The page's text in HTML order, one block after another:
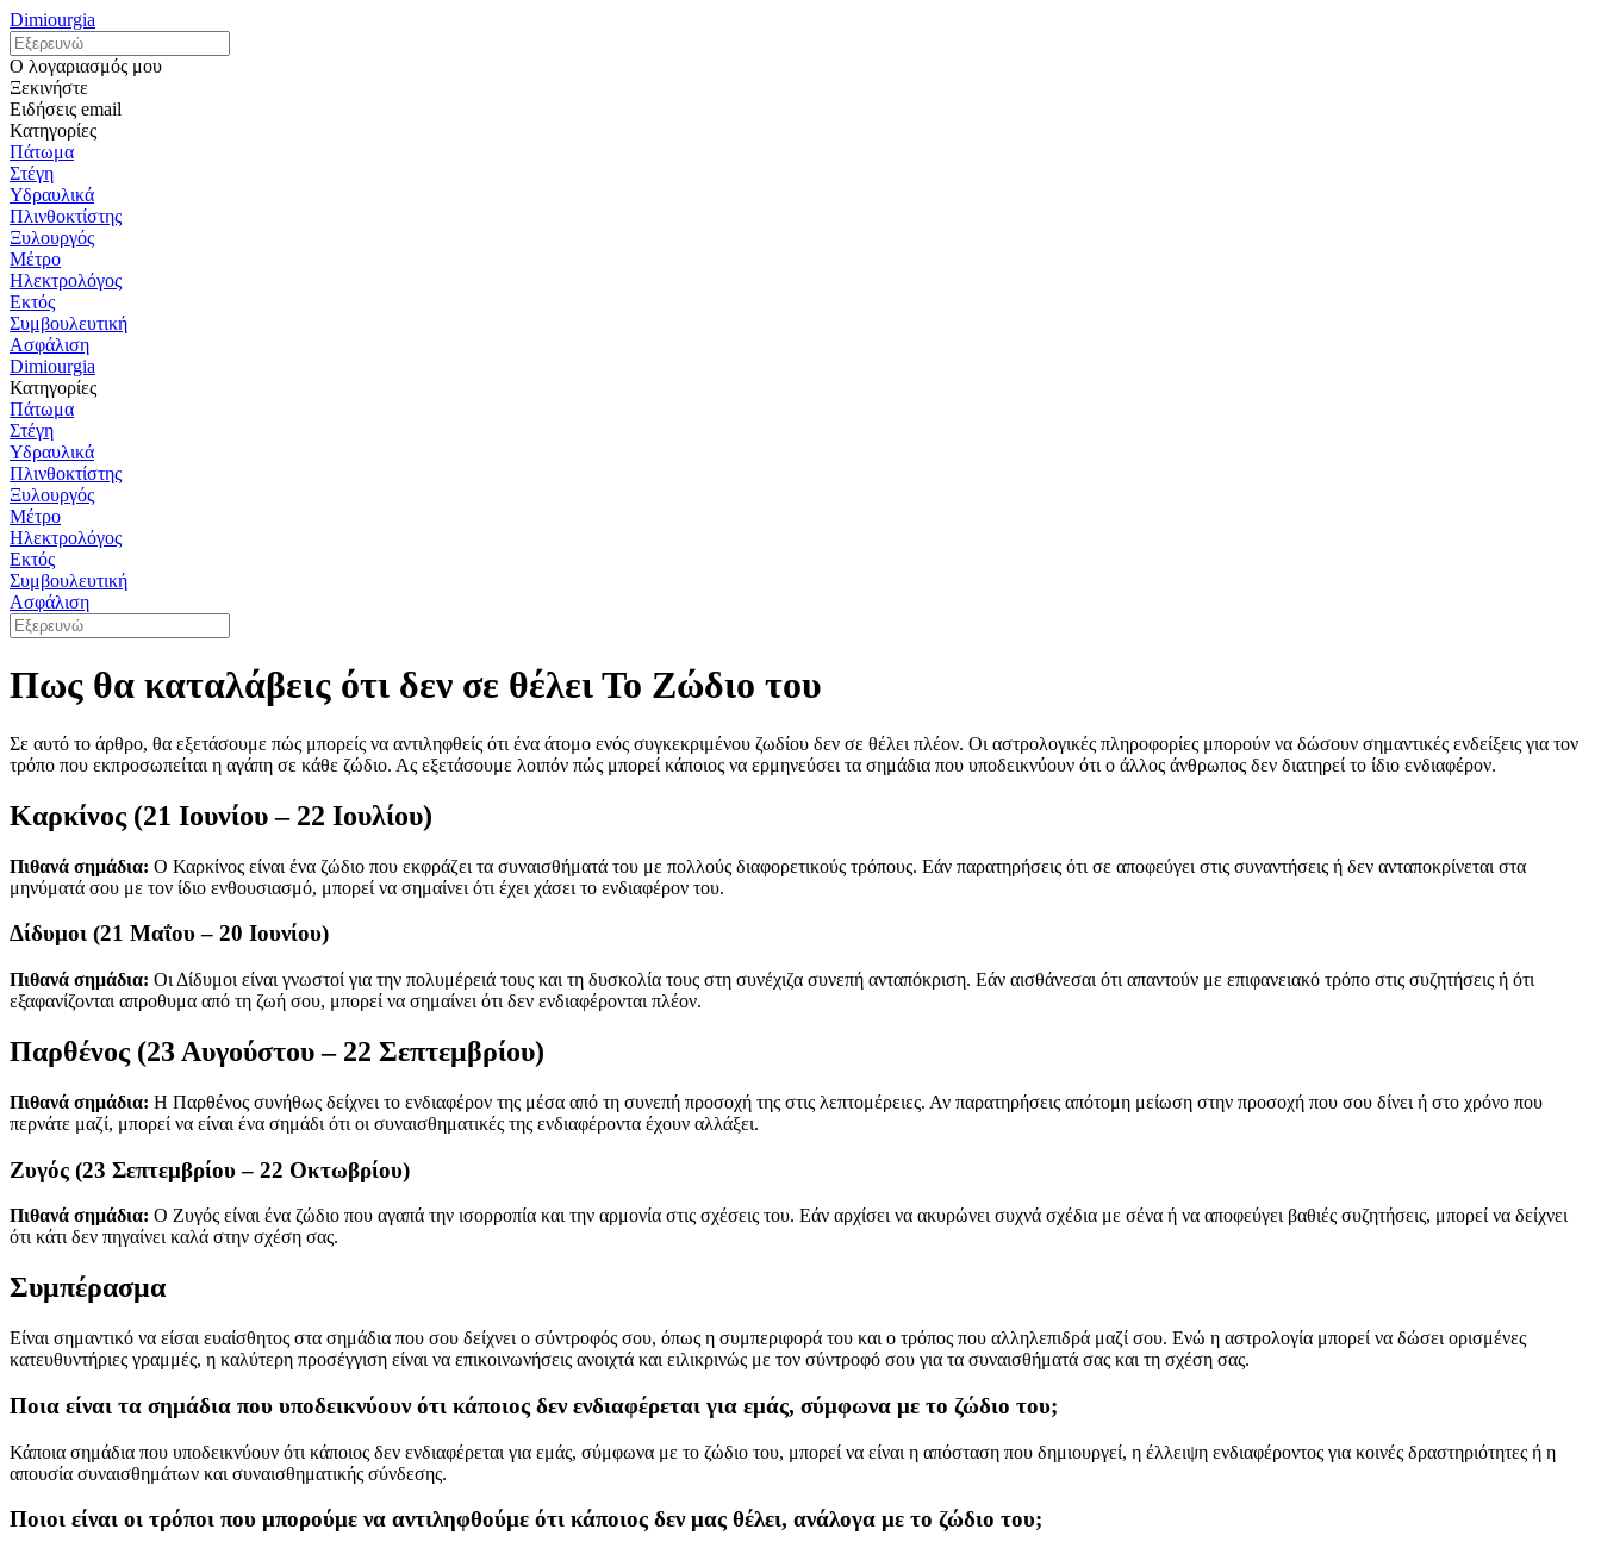
Dimiourgia
Ο λογαριασμός μου
Ξεκινήστε
Ειδήσεις email
Κατηγορίες
Πάτωμα
Στέγη
Υδραυλικά
Πλινθοκτίστης
Ξυλουργός
Μέτρο
Ηλεκτρολόγος
Εκτός
Συμβουλευτική
Ασφάλιση
Dimiourgia
Κατηγορίες
Πάτωμα
Στέγη
Υδραυλικά
Πλινθοκτίστης
Ξυλουργός
Μέτρο
Ηλεκτρολόγος
Εκτός
Συμβουλευτική
Ασφάλιση
Πως θα καταλάβεις ότι δεν σε θέλει Το Ζώδιο του
Σε αυτό το άρθρο, θα εξετάσουμε πώς μπορείς να αντιληφθείς ότι ένα άτομο ενός συγκεκριμένου ζωδίου δεν σε θέλει πλέον. Οι αστρολογικές πληροφορίες μπορούν να δώσουν σημαντικές ενδείξεις για τον
τρόπο που εκπροσωπείται η αγάπη σε κάθε ζώδιο. Ας εξετάσουμε λοιπόν πώς μπορεί κάποιος να ερμηνεύσει τα σημάδια που υποδεικνύουν ότι ο άλλος άνθρωπος δεν διατηρεί το ίδιο ενδιαφέρον.
Καρκίνος (21 Ιουνίου – 22 Ιουλίου)
Πιθανά σημάδια: Ο Καρκίνος είναι ένα ζώδιο που εκφράζει τα συναισθήματά του με πολλούς διαφορετικούς τρόπους. Εάν παρατηρήσεις ότι σε αποφεύγει στις συναντήσεις ή δεν ανταποκρίνεται στα
μηνύματά σου με τον ίδιο ενθουσιασμό, μπορεί να σημαίνει ότι έχει χάσει το ενδιαφέρον του.
Δίδυμοι (21 Μαΐου – 20 Ιουνίου)
Πιθανά σημάδια: Οι Δίδυμοι είναι γνωστοί για την πολυμέρειά τους και τη δυσκολία τους στη συνέχιζα συνεπή ανταπόκριση. Εάν αισθάνεσαι ότι απαντούν με επιφανειακό τρόπο στις συζητήσεις ή ότι
εξαφανίζονται απροθυμα από τη ζωή σου, μπορεί να σημαίνει ότι δεν ενδιαφέρονται πλέον.
Παρθένος (23 Αυγούστου – 22 Σεπτεμβρίου)
Πιθανά σημάδια: Η Παρθένος συνήθως δείχνει το ενδιαφέρον της μέσα από τη συνεπή προσοχή της στις λεπτομέρειες. Αν παρατηρήσεις απότομη μείωση στην προσοχή που σου δίνει ή στο χρόνο που
περνάτε μαζί, μπορεί να είναι ένα σημάδι ότι οι συναισθηματικές της ενδιαφέροντα έχουν αλλάξει.
Ζυγός (23 Σεπτεμβρίου – 22 Οκτωβρίου)
Πιθανά σημάδια: Ο Ζυγός είναι ένα ζώδιο που αγαπά την ισορροπία και την αρμονία στις σχέσεις του. Εάν αρχίσει να ακυρώνει συχνά σχέδια με σένα ή να αποφεύγει βαθιές συζητήσεις, μπορεί να δείχνει
ότι κάτι δεν πηγαίνει καλά στην σχέση σας.
Συμπέρασμα
Είναι σημαντικό να είσαι ευαίσθητος στα σημάδια που σου δείχνει ο σύντροφός σου, όπως η συμπεριφορά του και ο τρόπος που αλληλεπιδρά μαζί σου. Ενώ η αστρολογία μπορεί να δώσει ορισμένες
κατευθυντήριες γραμμές, η καλύτερη προσέγγιση είναι να επικοινωνήσεις ανοιχτά και ειλικρινώς με τον σύντροφό σου για τα συναισθήματά σας και τη σχέση σας.
Ποια είναι τα σημάδια που υποδεικνύουν ότι κάποιος δεν ενδιαφέρεται για εμάς, σύμφωνα με το ζώδιο του;
Κάποια σημάδια που υποδεικνύουν ότι κάποιος δεν ενδιαφέρεται για εμάς, σύμφωνα με το ζώδιο του, μπορεί να είναι η απόσταση που δημιουργεί, η έλλειψη ενδιαφέροντος για κοινές δραστηριότητες ή η
απουσία συναισθημάτων και συναισθηματικής σύνδεσης.
Ποιοι είναι οι τρόποι που μπορούμε να αντιληφθούμε ότι κάποιος δεν μας θέλει, ανάλογα με το ζώδιο του;